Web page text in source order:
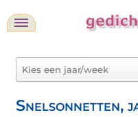
Snelsonnetten,